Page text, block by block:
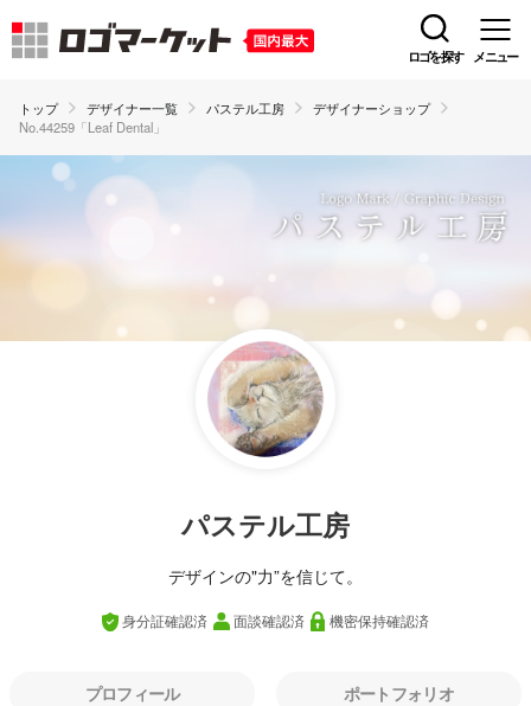
ロゴを探す メニュー
トップ デザイナー一覧 パステル工房
デザイナーショップ
No.44259「Leaf Dental」
パステル工房
デザインの"力”を信じて。
身分証確認済 面談確認済 機密保持確認済
プロフィール ポートフォリオ